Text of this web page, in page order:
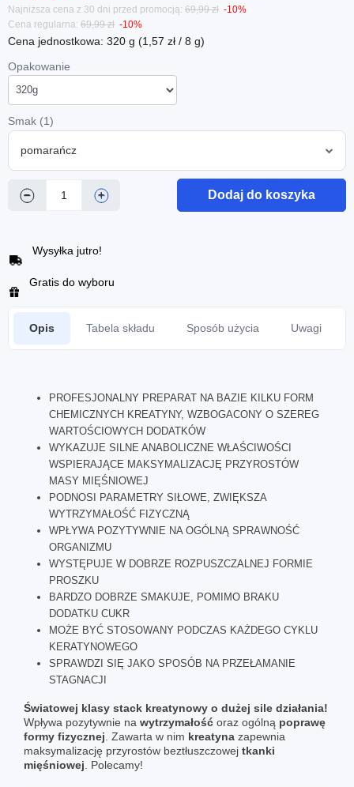
Najniższa cena z 30 dni przed promocją: 69,99 zł -10%
Cena regularna: 69,99 zł -10%
Cena jednostkowa: 320 g (1,57 zł / 8 g)
Opakowanie
Smak (1)
pomarańcz
− + Dodaj do koszyka
Wysyłka jutro!
Gratis do wyboru
Opis Tabela składu Sposób użycia Uwagi
PROFESJONALNY PREPARAT NA BAZIE KILKU FORM
CHEMICZNYCH KREATYNY, WZBOGACONY O SZEREG
WARTOŚCIOWYCH DODATKÓW
WYKAZUJE SILNE ANABOLICZNE WŁAŚCIWOŚCI
WSPIERAJĄCE MAKSYMALIZACJĘ PRZYROSTÓW
MASY MIĘŚNIOWEJ
PODNOSI PARAMETRY SIŁOWE, ZWIĘKSZA
WYTRZYMAŁOŚĆ FIZYCZNĄ
WPŁYWA POZYTYWNIE NA OGÓLNĄ SPRAWNOŚĆ
ORGANIZMU
WYSTĘPUJE W DOBRZE ROZPUSZCZALNEJ FORMIE
PROSZKU
BARDZO DOBRZE SMAKUJE, POMIMO BRAKU
DODATKU CUKR
MOŻE BYĆ STOSOWANY PODCZAS KAŻDEGO CYKLU
KERATYNOWEGO
SPRAWDZI SIĘ JAKO SPOSÓB NA PRZEŁAMANIE
STAGNACJI
Światowej klasy stack kreatynowy o dużej sile działania!
Wpływa pozytywnie na wytrzymałość oraz ogólną poprawę
formy fizycznej . Zawarta w nim kreatyna zapewnia
maksymalizację przyrostów beztłuszczowej tkanki
mięśniowej . Polecamy!